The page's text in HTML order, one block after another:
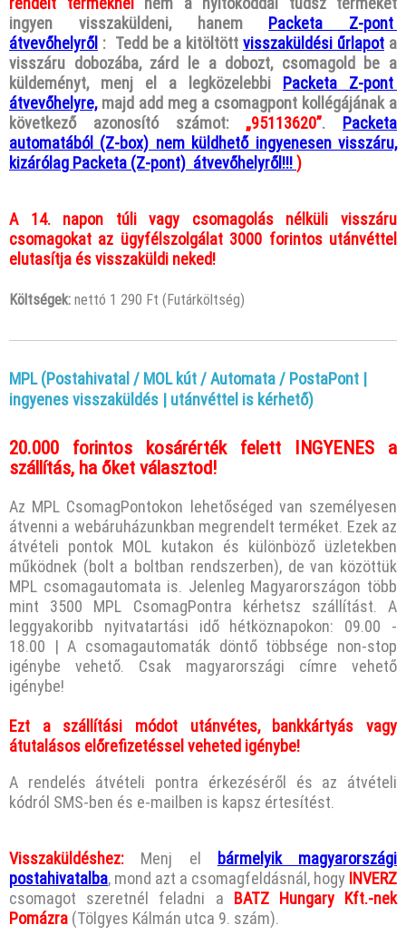
ingyen visszaküldeni, hanem Packeta Z-pont
átvevőhelyről : Tedd be a kitöltött visszaküldési űrlapot a
visszáru dobozába, zárd le a dobozt, csomagold be a
küldeményt, menj el a legközelebbi Packeta Z-pont
átvevőhelyre,majd add meg a csomagpont kollégájának a
következő azonosító számot: „95113620”. Packeta
automatából (Z-box) nem küldhető ingyenesen visszáru,
kizárólag Packeta (Z-pont) átvevőhelyről!!!)
A 14. napon túli vagy csomagolás nélküli visszáru
csomagokat az ügyfélszolgálat 3000 forintos utánvéttel
elutasítja és visszaküldi neked!
Költségek: nettó 1 290 Ft (Futárköltség)
MPL (Postahivatal / MOL kút / Automata / PostaPont |
ingyenes visszaküldés | utánvéttel is kérhető)
20.000 forintos kosárérték felett INGYENES a
szállítás, ha őket választod!
Az MPL CsomagPontokon lehetőséged van személyesen
átvenni a webáruházunkban megrendelt terméket. Ezek az
átvételi pontok MOL kutakon és különböző üzletekben
működnek (bolt a boltban rendszerben), de van közöttük
MPL csomagautomata is. Jelenleg Magyarországon több
mint 3500 MPL CsomagPontra kérhetsz szállítást. A
leggyakoribb nyitvatartási idő hétköznapokon: 09.00 -
18.00 | A csomagautomaták döntő többsége non-stop
igénybe vehető. Csak magyarországi címre vehető
igénybe!
Ezt a szállítási módot utánvétes, bankkártyás vagy
átutalásos előrefizetéssel veheted igénybe!
A rendelés átvételi pontra érkezéséről és az átvételi
kódról SMS-ben és e-mailben is kapsz értesítést.
Visszaküldéshez: Menj el bármelyik magyarországi
postahivatalba, mond azt a csomagfeldásnál, hogy INVERZ
csomagot szeretnél feladni a BATZ Hungary Kft.-nek
Pomázra (Tölgyes Kálmán utca 9. szám).